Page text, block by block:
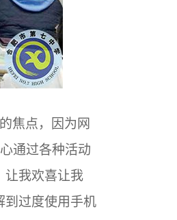
焦点，因为网
通过各种活动
让我欢喜让我
到过度使用手机